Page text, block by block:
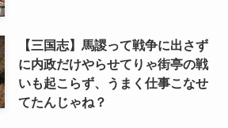
【三国志】馬謖って戦争に出さず
に内政だけやらせてりゃ街亭の戦
いも起こらず、うまく仕事こなせ
てたんじゃね？